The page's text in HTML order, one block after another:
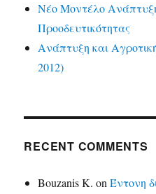
Νέο Μοντέλο
Προοδευτικότητας
Ανάπτυξη και
2012)
RECENT COMMENTS
Bouzanis K. onΈντονη